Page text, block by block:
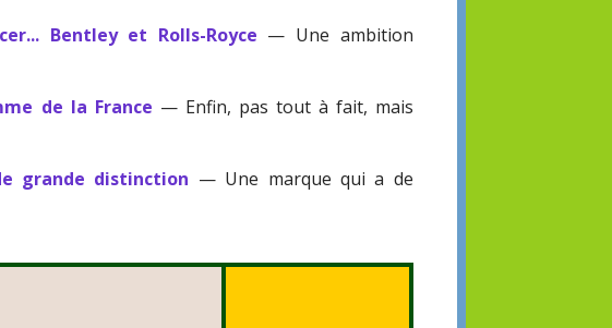
Bentley et Rolls-Royce — Une ambition
de la France — Enfin, pas tout à fait, mais
grande distinction — Une marque qui a de